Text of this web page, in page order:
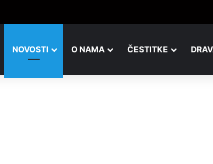
a potpuno drugačija slika
NOVOSTI O NAMA ČESTITKE